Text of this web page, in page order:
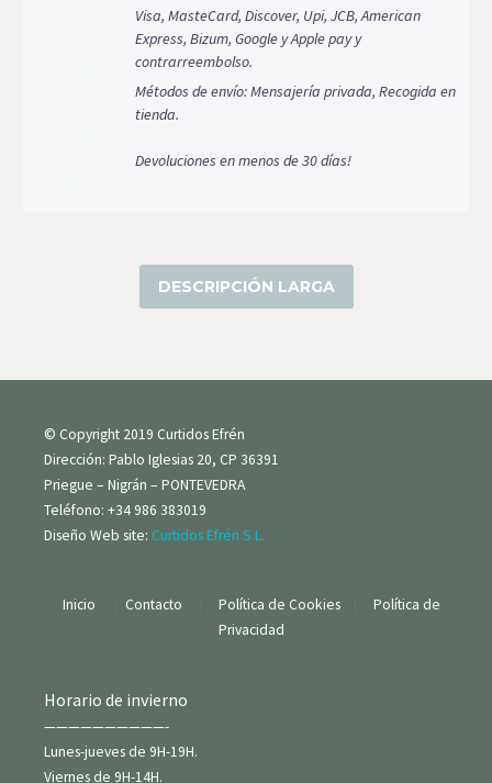
Visa, MasteCard, Discover, Upi, JCB, American
Express, Bizum, Google y Apple pay y
contrarreembolso.
Métodos de envío: Mensajería privada, Recogida en
tienda.
Devoluciones en menos de 30 días!
DESCRIPCIÓN LARGA
© Copyright 2019 Curtidos Efrén
Dirección: Pablo Iglesias 20, CP 36391
Priegue – Nigrán – PONTEVEDRA
Teléfono: +34 986 383019
Diseño Web site: Curtidos Efrén S.L.
Inicio | Contacto | Política de Cookies |
Política de
Privacidad
Horario de invierno
——————————-
Lunes-jueves de 9H-19H.
Viernes de 9H-14H.